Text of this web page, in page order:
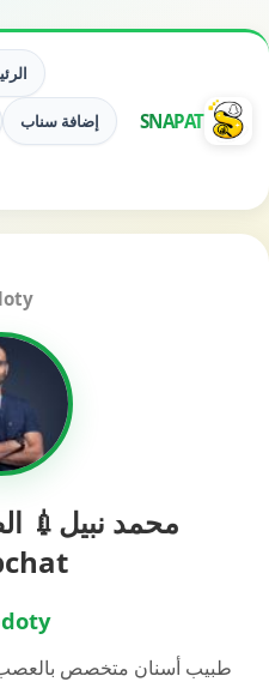
SNAPAT إضافة سناب
طبيب أسنان متخصص بالعصب